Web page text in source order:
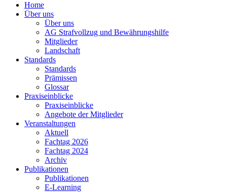
Home
Über uns
Über uns
AG Strafvollzug und Bewährungshilfe
Mitglieder
Landschaft
Standards
Standards
Prämissen
Glossar
Praxiseinblicke
Praxiseinblicke
Angebote der Mitglieder
Veranstaltungen
Aktuell
Fachtag 2026
Fachtag 2024
Archiv
Publikationen
Publikationen
E-Learning